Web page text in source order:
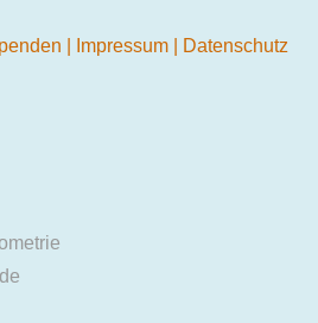
Impressum Datenschutz